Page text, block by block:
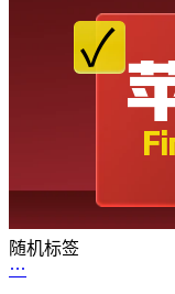
随机标签